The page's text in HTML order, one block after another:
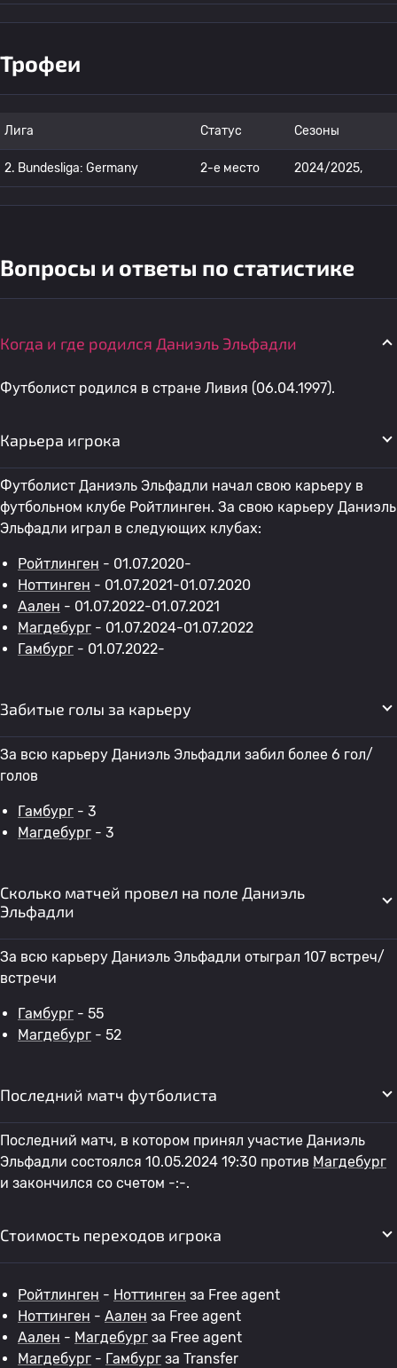
Трофеи
Лига Статус Сезоны
2. Bundesliga: Germany 2-е место 2024/2025,
Вопросы и ответы по статистике
Когда и где родился Даниэль Эльфадли
Футболист родился в стране Ливия (06.04.1997).
Карьера игрока
Футболист Даниэль Эльфадли начал свою карьеру в
футбольном клубе Ройтлинген. За свою карьеру Даниэль
Эльфадли играл в следующих клубах:
Ройтлинген - 01.07.2020-
Ноттинген - 01.07.2021-01.07.2020
Аален - 01.07.2022-01.07.2021
Магдебург - 01.07.2024-01.07.2022
Гамбург - 01.07.2022-
Забитые голы за карьеру
За всю карьеру Даниэль Эльфадли забил более 6 гол/
голов
Гамбург - 3
Магдебург - 3
Сколько матчей провел на поле Даниэль
Эльфадли
За всю карьеру Даниэль Эльфадли отыграл 107 встреч/
встречи
Гамбург - 55
Магдебург - 52
Последний матч футболиста
Последний матч, в котором принял участие Даниэль
Эльфадли состоялся 10.05.2024 19:30 против Магдебург
и закончился со счетом -:-.
Стоимость переходов игрока
Ройтлинген - Ноттинген за Free agent
Ноттинген - Аален за Free agent
Аален - Магдебург за Free agent
Магдебург - Гамбург за Transfer